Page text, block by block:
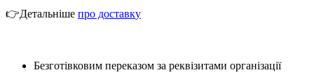
👉Детальніше про доставку
Безготівковим переказом за реквізитами організації